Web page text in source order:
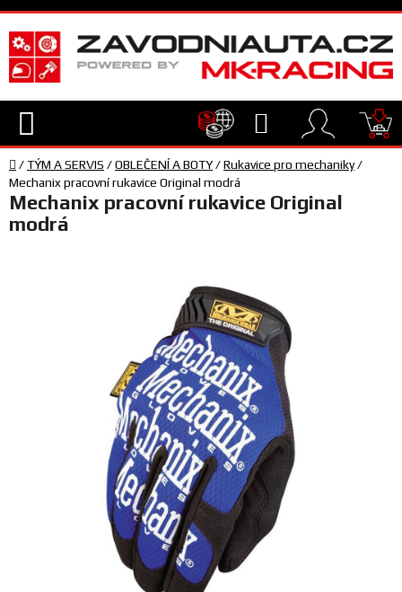
Přejít
na
obsah
Hledat
TECHNIKA
VYBAVENÍ
Domů
/TÝM A SERVIS /OBLEČENÍ A BOTY/Rukavice pro mechaniky/
Mechanix pracovní rukavice Original modrá
Mechanix pracovní rukavice Original
modrá